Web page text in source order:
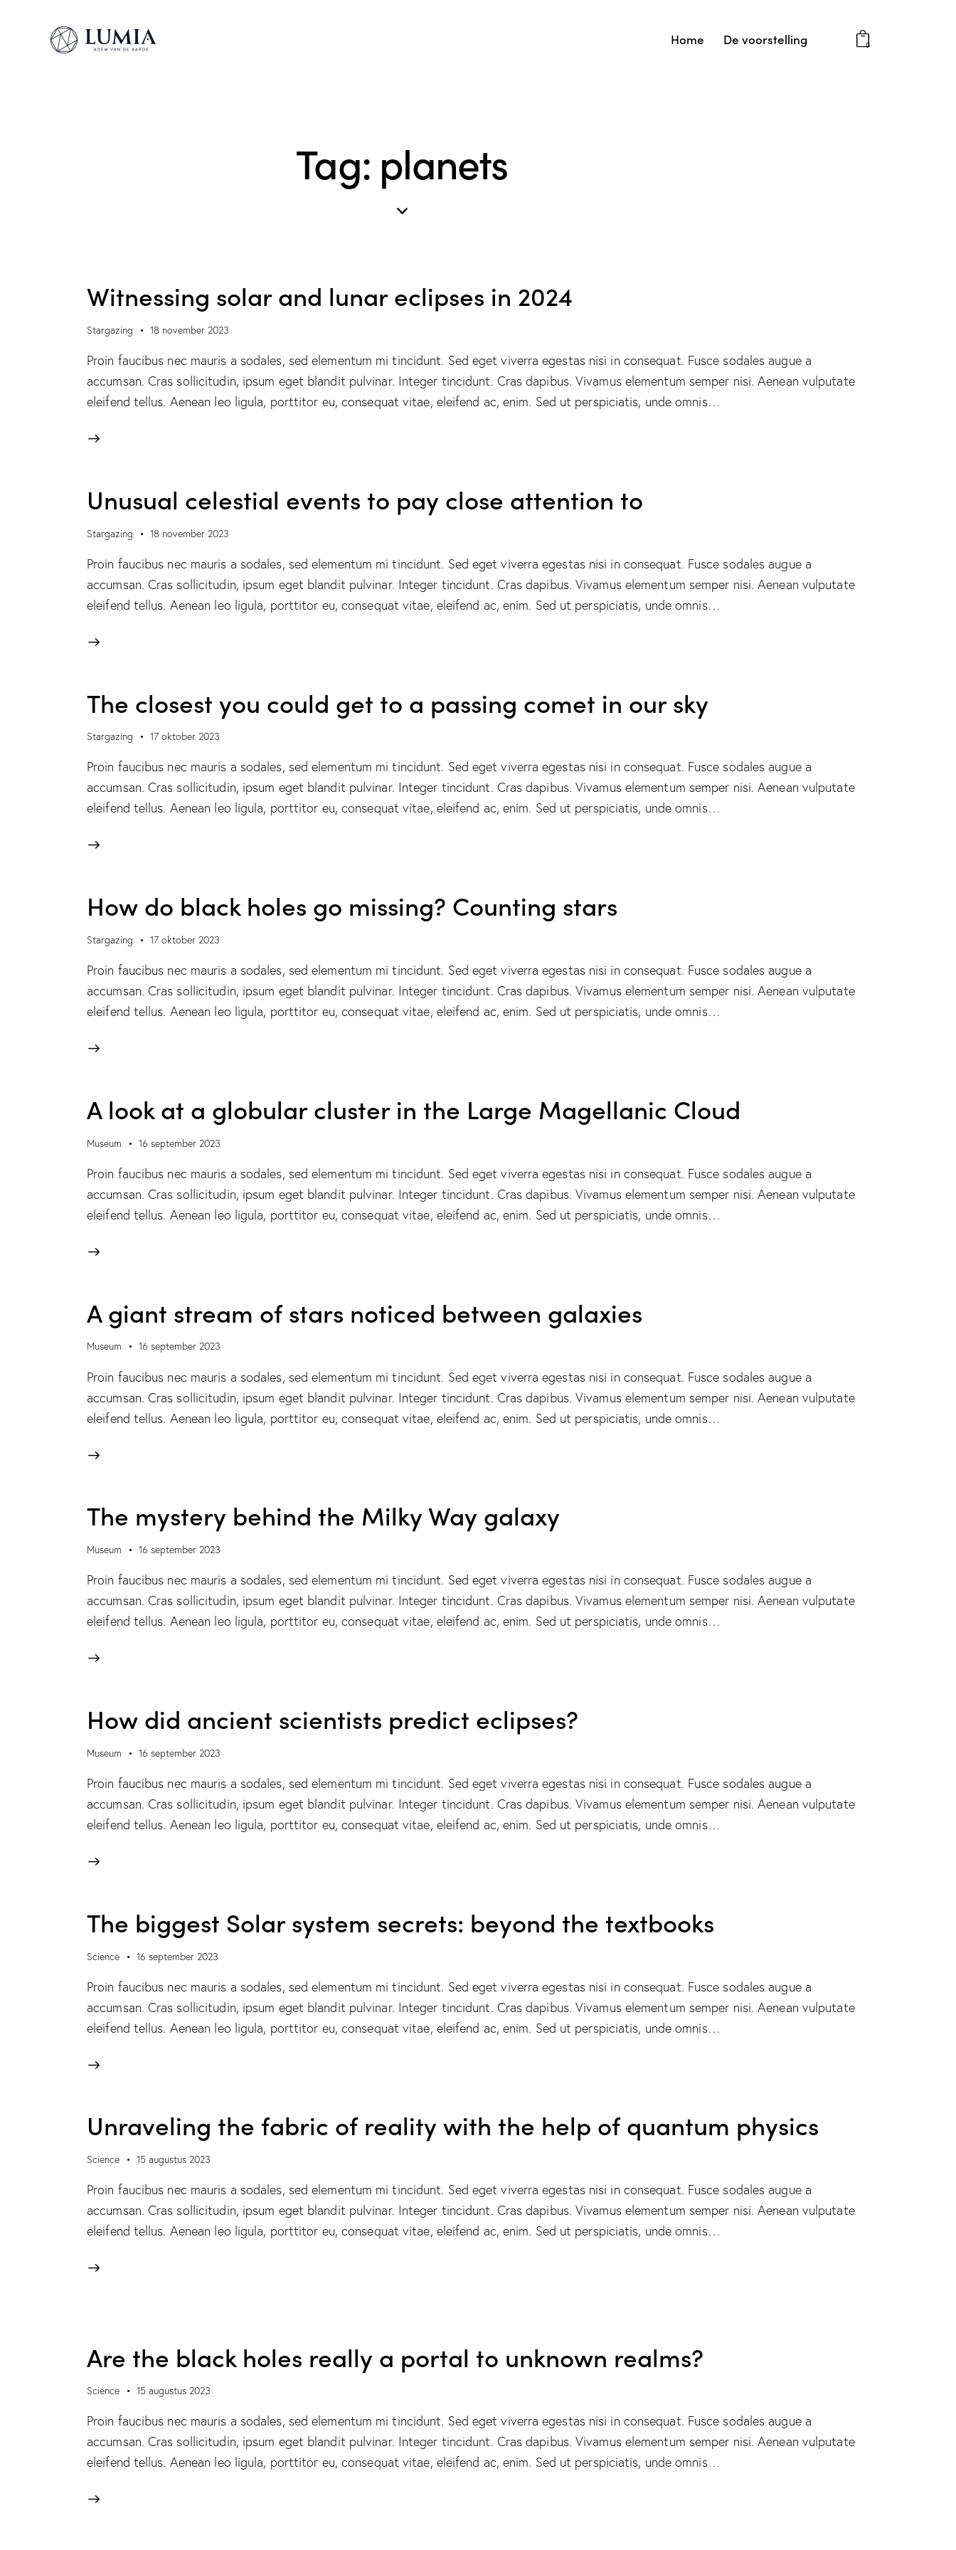
Home De voorstelling 0
Tag: planets
Witnessing solar and lunar eclipses in 2024
Stargazing 18 november 2023
Proin faucibus nec mauris a sodales, sed elementum mi tincidunt. Sed eget viverra egestas nisi in consequat. Fusce sodales augue a
accumsan. Cras sollicitudin, ipsum eget blandit pulvinar. Integer tincidunt. Cras dapibus. Vivamus elementum semper nisi. Aenean vulputate
eleifend tellus. Aenean leo ligula, porttitor eu, consequat vitae, eleifend ac, enim. Sed ut perspiciatis, unde omnis…
Unusual celestial events to pay close attention to
Stargazing 18 november 2023
Proin faucibus nec mauris a sodales, sed elementum mi tincidunt. Sed eget viverra egestas nisi in consequat. Fusce sodales augue a
accumsan. Cras sollicitudin, ipsum eget blandit pulvinar. Integer tincidunt. Cras dapibus. Vivamus elementum semper nisi. Aenean vulputate
eleifend tellus. Aenean leo ligula, porttitor eu, consequat vitae, eleifend ac, enim. Sed ut perspiciatis, unde omnis…
The closest you could get to a passing comet in our sky
Stargazing 17 oktober 2023
Proin faucibus nec mauris a sodales, sed elementum mi tincidunt. Sed eget viverra egestas nisi in consequat. Fusce sodales augue a
accumsan. Cras sollicitudin, ipsum eget blandit pulvinar. Integer tincidunt. Cras dapibus. Vivamus elementum semper nisi. Aenean vulputate
eleifend tellus. Aenean leo ligula, porttitor eu, consequat vitae, eleifend ac, enim. Sed ut perspiciatis, unde omnis…
How do black holes go missing? Counting stars
Stargazing 17 oktober 2023
Proin faucibus nec mauris a sodales, sed elementum mi tincidunt. Sed eget viverra egestas nisi in consequat. Fusce sodales augue a
accumsan. Cras sollicitudin, ipsum eget blandit pulvinar. Integer tincidunt. Cras dapibus. Vivamus elementum semper nisi. Aenean vulputate
eleifend tellus. Aenean leo ligula, porttitor eu, consequat vitae, eleifend ac, enim. Sed ut perspiciatis, unde omnis…
A look at a globular cluster in the Large Magellanic Cloud
Museum 16 september 2023
Proin faucibus nec mauris a sodales, sed elementum mi tincidunt. Sed eget viverra egestas nisi in consequat. Fusce sodales augue a
accumsan. Cras sollicitudin, ipsum eget blandit pulvinar. Integer tincidunt. Cras dapibus. Vivamus elementum semper nisi. Aenean vulputate
eleifend tellus. Aenean leo ligula, porttitor eu, consequat vitae, eleifend ac, enim. Sed ut perspiciatis, unde omnis…
A giant stream of stars noticed between galaxies
Museum 16 september 2023
Proin faucibus nec mauris a sodales, sed elementum mi tincidunt. Sed eget viverra egestas nisi in consequat. Fusce sodales augue a
accumsan. Cras sollicitudin, ipsum eget blandit pulvinar. Integer tincidunt. Cras dapibus. Vivamus elementum semper nisi. Aenean vulputate
eleifend tellus. Aenean leo ligula, porttitor eu, consequat vitae, eleifend ac, enim. Sed ut perspiciatis, unde omnis…
The mystery behind the Milky Way galaxy
Museum 16 september 2023
Proin faucibus nec mauris a sodales, sed elementum mi tincidunt. Sed eget viverra egestas nisi in consequat. Fusce sodales augue a
accumsan. Cras sollicitudin, ipsum eget blandit pulvinar. Integer tincidunt. Cras dapibus. Vivamus elementum semper nisi. Aenean vulputate
eleifend tellus. Aenean leo ligula, porttitor eu, consequat vitae, eleifend ac, enim. Sed ut perspiciatis, unde omnis…
How did ancient scientists predict eclipses?
Museum 16 september 2023
Proin faucibus nec mauris a sodales, sed elementum mi tincidunt. Sed eget viverra egestas nisi in consequat. Fusce sodales augue a
accumsan. Cras sollicitudin, ipsum eget blandit pulvinar. Integer tincidunt. Cras dapibus. Vivamus elementum semper nisi. Aenean vulputate
eleifend tellus. Aenean leo ligula, porttitor eu, consequat vitae, eleifend ac, enim. Sed ut perspiciatis, unde omnis…
The biggest Solar system secrets: beyond the textbooks
Science 16 september 2023
Proin faucibus nec mauris a sodales, sed elementum mi tincidunt. Sed eget viverra egestas nisi in consequat. Fusce sodales augue a
accumsan. Cras sollicitudin, ipsum eget blandit pulvinar. Integer tincidunt. Cras dapibus. Vivamus elementum semper nisi. Aenean vulputate
eleifend tellus. Aenean leo ligula, porttitor eu, consequat vitae, eleifend ac, enim. Sed ut perspiciatis, unde omnis…
Unraveling the fabric of reality with the help of quantum physics
Science 15 augustus 2023
Proin faucibus nec mauris a sodales, sed elementum mi tincidunt. Sed eget viverra egestas nisi in consequat. Fusce sodales augue a
accumsan. Cras sollicitudin, ipsum eget blandit pulvinar. Integer tincidunt. Cras dapibus. Vivamus elementum semper nisi. Aenean vulputate
eleifend tellus. Aenean leo ligula, porttitor eu, consequat vitae, eleifend ac, enim. Sed ut perspiciatis, unde omnis…
Are the black holes really a portal to unknown realms?
Science 15 augustus 2023
Proin faucibus nec mauris a sodales, sed elementum mi tincidunt. Sed eget viverra egestas nisi in consequat. Fusce sodales augue a
accumsan. Cras sollicitudin, ipsum eget blandit pulvinar. Integer tincidunt. Cras dapibus. Vivamus elementum semper nisi. Aenean vulputate
eleifend tellus. Aenean leo ligula, porttitor eu, consequat vitae, eleifend ac, enim. Sed ut perspiciatis, unde omnis…